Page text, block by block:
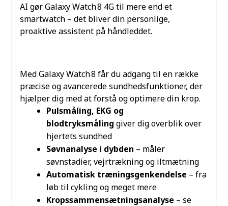
AI gør Galaxy Watch 8 4G til mere end et
smartwatch – det bliver din personlige,
proaktive assistent på håndleddet.
Med Galaxy Watch 8 får du adgang til en række
præcise og avancerede sundhedsfunktioner, der
hjælper dig med at forstå og optimere din krop.
Pulsmåling, EKG og
blodtryksmåling giver dig overblik over
hjertets sundhed
Søvnanalyse i dybden – måler
søvnstadier, vejrtrækning og iltmætning
Automatisk træningsgenkendelse – fra
løb til cykling og meget mere
Kropssammensætningsanalyse – se